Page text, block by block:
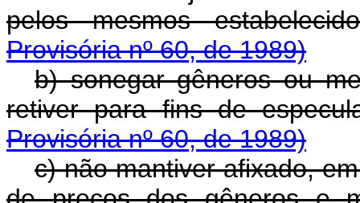
pelos mesmos
Provisória nº 60, de 1989)
b) sonegar gêneros ou
retiver para fins de
Provisória nº 60, de 1989)
c) não mantiver afixado,